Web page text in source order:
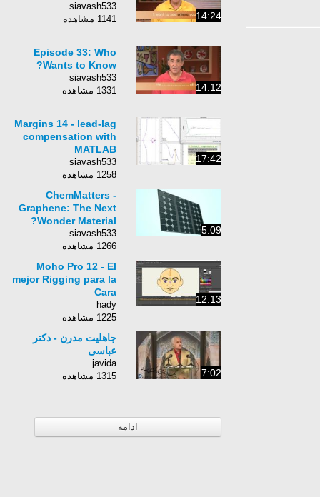
14:24
siavash533
1141 مشاهده
14:12
Episode 33: Who
Wants to Know?
siavash533
1331 مشاهده
17:42
Margins 14 - lead-lag
compensation with
MATLAB
siavash533
1258 مشاهده
5:09
ChemMatters -
Graphene: The Next
Wonder Material?
siavash533
1266 مشاهده
12:13
Moho Pro 12 - El
mejor Rigging para la
Cara
hady
1225 مشاهده
7:02
جاهلیت مدرن - دکتر
عباسی
javida
1315 مشاهده
ادامه